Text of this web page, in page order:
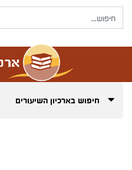
חיפוש בארכיון השיעורים